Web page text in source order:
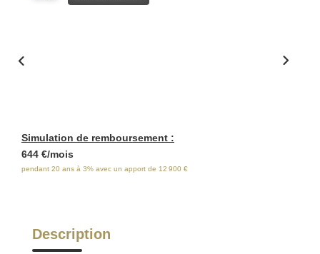
NOS AVIS CLIENTS CERTIFIÉS
Simulation de remboursement :
644 €/mois
pendant 20 ans à 3% avec un apport de 12 900 €
Description